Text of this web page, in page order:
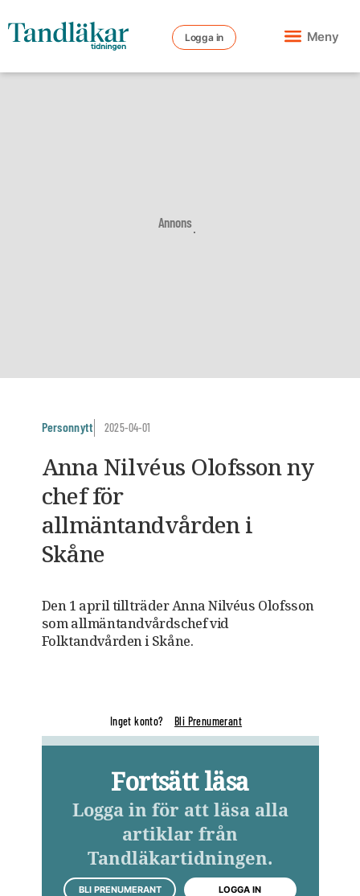
Logga in Meny
Annons
Personnytt 2025-04-01
Anna Nilvéus Olofsson ny
chef för
allmäntandvården i
Skåne
Den 1 april tillträder Anna Nilvéus Olofsson
som allmäntandvårdschef vid
Folktandvården i Skåne.
Inget konto? Bli Prenumerant
Fortsätt läsa
Logga in för att läsa alla
artiklar från
Tandläkartidningen.
BLI PRENUMERANT LOGGA IN